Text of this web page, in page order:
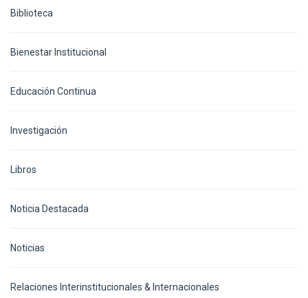
Biblioteca
Bienestar Institucional
Educación Continua
Investigación
Libros
Noticia Destacada
Noticias
Relaciones Interinstitucionales & Internacionales